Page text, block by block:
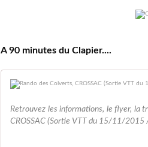
A 90 minutes du Clapier....
Retrouvez les informations, le flyer, la
CROSSAC (Sortie VTT du 15/11/2015